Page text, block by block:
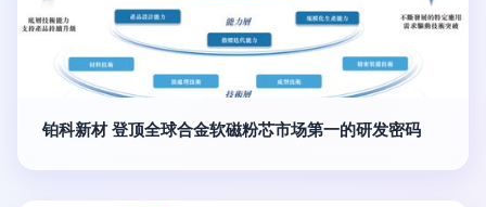
铂科新材 登顶全球合金软磁粉芯市场第一的研发密码